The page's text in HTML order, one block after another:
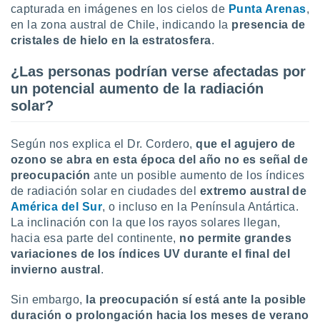
capturada en imágenes en los cielos de Punta Arenas,
en la zona austral de Chile, indicando la presencia de
cristales de hielo en la estratosfera.
¿Las personas podrían verse afectadas por
un potencial aumento de la radiación
solar?
Según nos explica el Dr. Cordero,que el agujero de
ozono se abra en esta época del año no es señal de
preocupación ante un posible aumento de los índices
de radiación solar en ciudades del extremo austral de
América del Sur, o incluso en la Península Antártica.
La inclinación con la que los rayos solares llegan,
hacia esa parte del continente, no permite grandes
variaciones de los índices UV durante el final del
invierno austral .
Sin embargo,
la preocupación sí está ante la posible
duración o prolongación hacia los meses de verano